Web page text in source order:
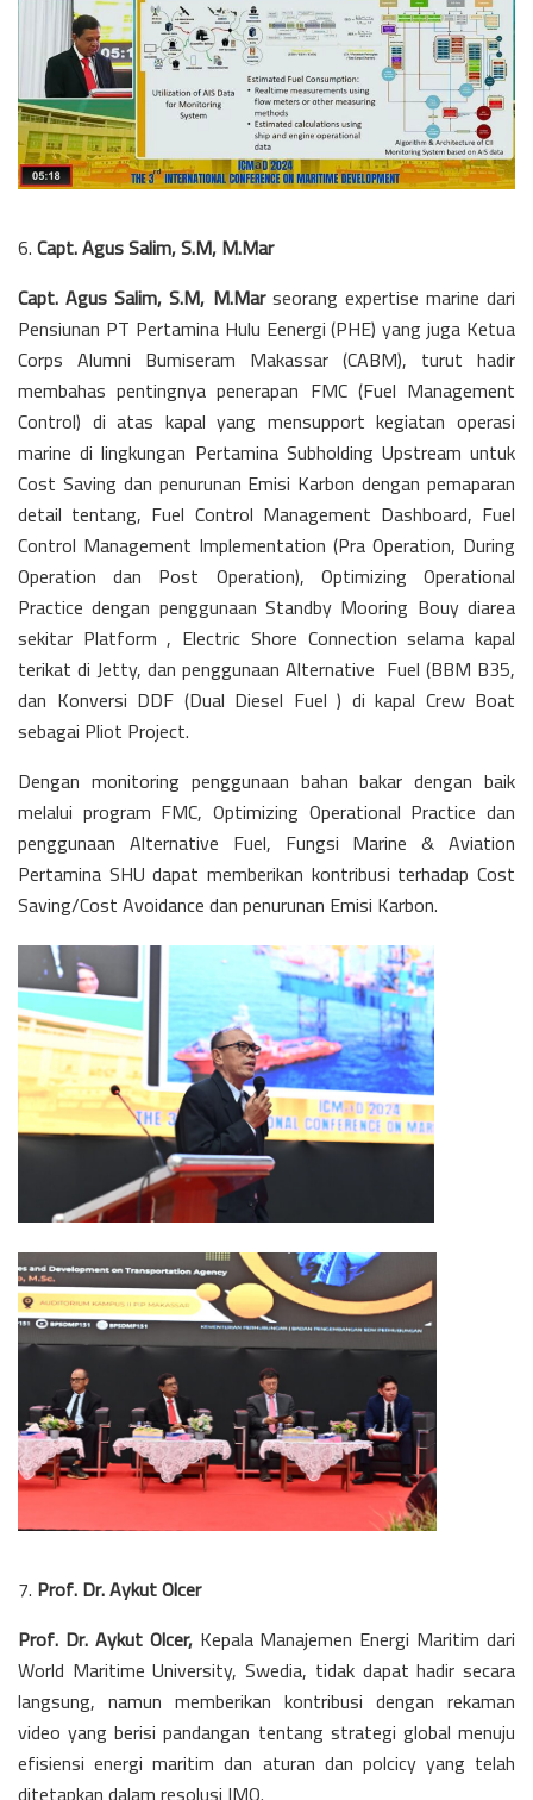
6.Capt. Agus Salim, S.M, M.Mar
Capt. Agus Salim, S.M, M.Marseorang expertise marine dari
Pensiunan PT Pertamina Hulu Eenergi (PHE) yang juga Ketua
Corps Alumni Bumiseram Makassar (CABM), turut hadir
membahas pentingnya penerapan FMC (Fuel Management
Control) di atas kapal yang mensupport kegiatan operasi
marine di lingkungan Pertamina Subholding Upstream untuk
Cost Saving dan penurunan Emisi Karbon dengan pemaparan
detail tentang, Fuel Control Management Dashboard, Fuel
Control Management Implementation (Pra Operation, During
Operation dan Post Operation), Optimizing Operational
Practice dengan penggunaan Standby Mooring Bouy diarea
sekitar Platform , Electric Shore Connection selama kapal
terikat di Jetty, dan penggunaan Alternative Fuel (BBM B35,
dan Konversi DDF (Dual Diesel Fuel ) di kapal Crew Boat
sebagai Pliot Project.
Dengan monitoring penggunaan bahan bakar dengan baik
melalui program FMC, Optimizing Operational Practice dan
penggunaan Alternative Fuel, Fungsi Marine & Aviation
Pertamina SHU dapat memberikan kontribusi terhadap Cost
Saving/Cost Avoidance dan penurunan Emisi Karbon.
7. Prof. Dr. Aykut Olcer
Prof. Dr. Aykut Olcer, Kepala Manajemen Energi Maritim dari
World Maritime University, Swedia, tidak dapat hadir secara
langsung, namun memberikan kontribusi dengan rekaman
video yang berisi pandangan tentang strategi global menuju
efisiensi energi maritim dan aturan dan polcicy yang telah